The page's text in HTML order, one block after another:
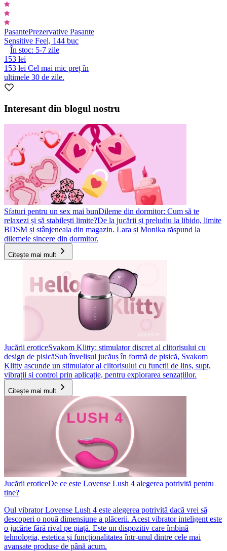
PasantePrezervative Pasante
Sensitive Feel, 144 buc
În stoc: 5-7 zile
153 lei
153 lei Cel mai mic preț în
ultimele 30 de zile.
Interesant din blogul nostru
Sfaturi pentru un sex mai bunDileme din dormitor: Cum să te
relaxezi și să stabilești limite?De la jucării și preludiu la libido, limite
BDSM și stânjeneala din magazin. Lara și Monika răspund la
dilemele sincere din dormitor.
Citește mai mult
Jucării eroticeSvakom Klitty: stimulator discret al clitorisului cu
design de pisicăSub învelișul jucăuș în formă de pisică, Svakom
Klitty ascunde un stimulator al clitorisului cu funcții de lins, supt,
vibrații și control prin aplicație, pentru explorarea senzațiilor.
Citește mai mult
Jucării eroticeDe ce este Lovense Lush 4 alegerea potrivită pentru
tine?
Oul vibrator Lovense Lush 4 este alegerea potrivită dacă vrei să
descoperi o nouă dimensiune a plăcerii. Acest vibrator inteligent este
o jucărie fără rival pe piață. Este un dispozitiv care îmbină
tehnologia, estetica și funcționalitatea într-unul dintre cele mai
avansate produse de până acum.